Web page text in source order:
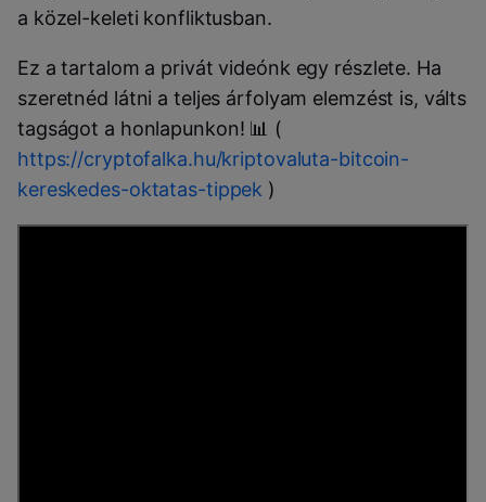
a közel-keleti konfliktusban.
Ez a tartalom a privát videónk egy részlete. Ha
szeretnéd látni a teljes árfolyam elemzést is, válts
tagságot a honlapunkon! 📊 (
https://cryptofalka.hu/kriptovaluta-bitcoin-
kereskedes-oktatas-tippek )